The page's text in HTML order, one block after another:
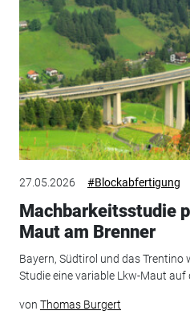
27.05.2026 #Blockabfertigung
Machbarkeitsstudie
Maut am Brenner
Bayern, Südtirol und das Trentino
Studie eine variable Lkw-Maut
von Thomas Burgert